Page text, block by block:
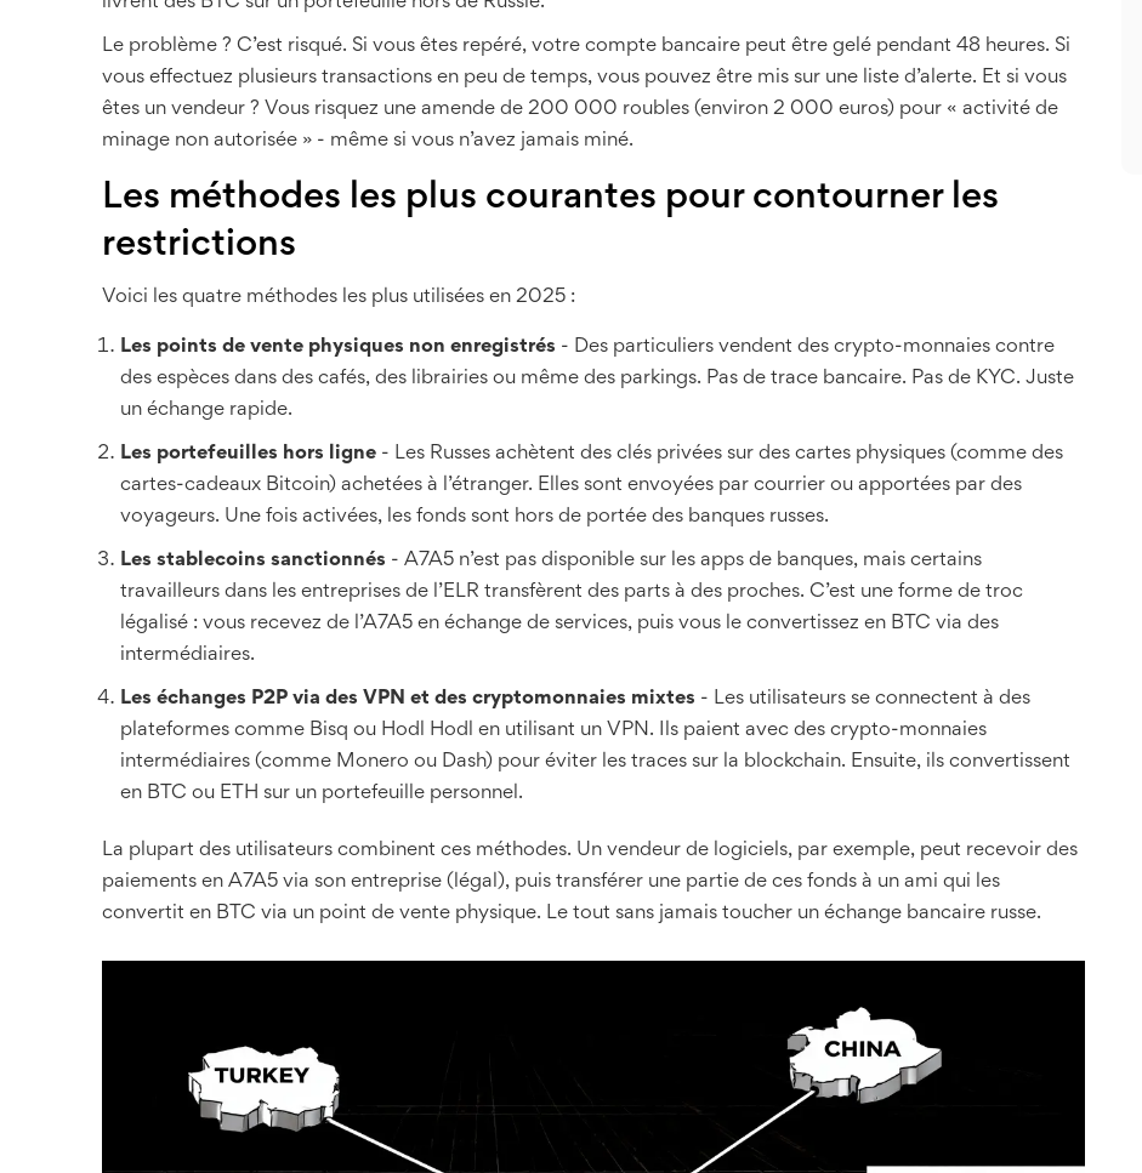
Le problème ? C’est risqué. Si vous êtes repéré, votre compte bancaire peut être gelé pendant 48 heures. Si
vous effectuez plusieurs transactions en peu de temps, vous pouvez être mis sur une liste d’alerte. Et si vous
êtes un vendeur ? Vous risquez une amende de 200 000 roubles (environ 2 000 euros) pour « activité de
minage non autorisée » - même si vous n’avez jamais miné.
Les méthodes les plus courantes pour contourner les
restrictions
Voici les quatre méthodes les plus utilisées en 2025 :
Les points de vente physiques non enregistrés - Des particuliers vendent des crypto-monnaies contre
des espèces dans des cafés, des librairies ou même des parkings. Pas de trace bancaire. Pas de KYC. Juste
un échange rapide.
Les portefeuilles hors ligne - Les Russes achètent des clés privées sur des cartes physiques (comme des
cartes-cadeaux Bitcoin) achetées à l’étranger. Elles sont envoyées par courrier ou apportées par des
voyageurs. Une fois activées, les fonds sont hors de portée des banques russes.
Les stablecoins sanctionnés - A7A5 n’est pas disponible sur les apps de banques, mais certains
travailleurs dans les entreprises de l’ELR transfèrent des parts à des proches. C’est une forme de troc
légalisé : vous recevez de l’A7A5 en échange de services, puis vous le convertissez en BTC via des
intermédiaires.
Les échanges P2P via des VPN et des cryptomonnaies mixtes - Les utilisateurs se connectent à des
plateformes comme Bisq ou Hodl Hodl en utilisant un VPN. Ils paient avec des crypto-monnaies
intermédiaires (comme Monero ou Dash) pour éviter les traces sur la blockchain. Ensuite, ils convertissent
en BTC ou ETH sur un portefeuille personnel.
La plupart des utilisateurs combinent ces méthodes. Un vendeur de logiciels, par exemple, peut recevoir des
paiements en A7A5 via son entreprise (légal), puis transférer une partie de ces fonds à un ami qui les
convertit en BTC via un point de vente physique. Le tout sans jamais toucher un échange bancaire russe.